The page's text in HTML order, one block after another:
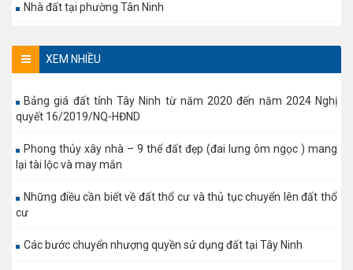
Nhà đất tại phường Tân Ninh
XEM NHIỀU
Bảng giá đất tỉnh Tây Ninh từ năm 2020 đến năm 2024 Nghị
quyết 16/2019/NQ-HĐND
Phong thủy xây nhà – 9 thế đất đẹp (đai lưng ôm ngọc ) mang
lại tài lộc và may mắn
Những điều cần biết về đất thổ cư và thủ tục chuyển lên đất thổ
cư
Các bước chuyển nhượng quyền sử dụng đất tại Tây Ninh